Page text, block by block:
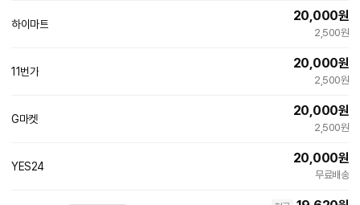
하이마트
20,000원
2,500원
11번가
20,000원
2,500원
G마켓
20,000원
2,500원
YES24
20,000원
무료배송